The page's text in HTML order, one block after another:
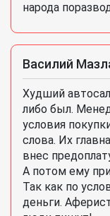
народа
Василий
Худший
либо был.
условия
слова. Их
внес
А потом ему
Так как по
деньги.